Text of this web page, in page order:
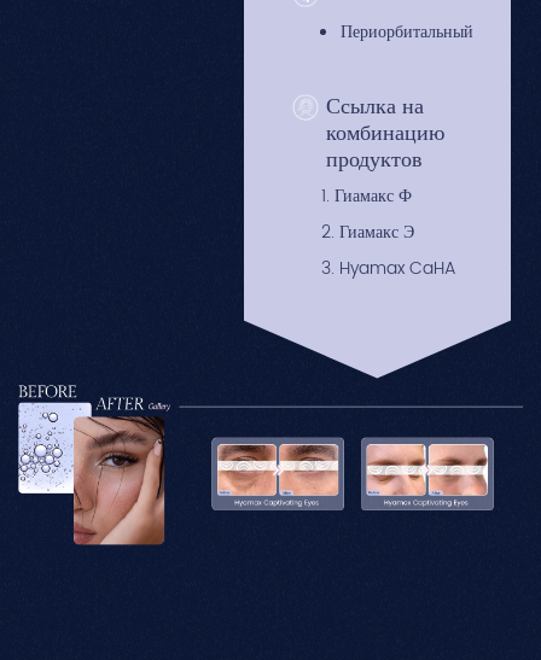
Периорбитальный
Ссылка на
комбинацию
продуктов
1. Гиамакс Ф
2. Гиамакс Э
3. Hyamax CaHA